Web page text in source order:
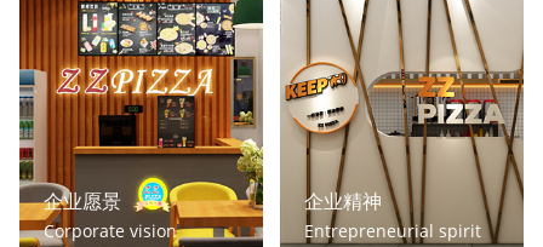
企业愿景
Corporate vision
企业精神
Entrepreneurial spirit